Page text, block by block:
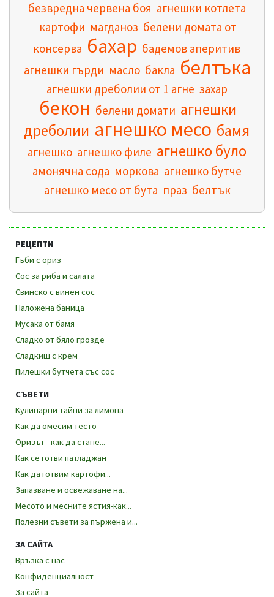
безвредна червена боя агнешки котлета
картофи магданоз белени домата от
консерва бахар бадемов аперитив
агнешки гърди масло бакла белтъка
агнешки дреболии от 1 агне захар
бекон белени домати агнешки
дреболии агнешко месо бамя
агнешко агнешко филе агнешко було
амонячна сода моркова агнешко бутче
агнешко месо от бута праз белтък
РЕЦЕПТИ
Гъби с ориз
Сос за риба и салата
Свинско с винен сос
Наложена баница
Мусака от бамя
Сладко от бяло грозде
Сладкиш с крем
Пилешки бутчета със сос
СЪВЕТИ
Kулинарни тайни за лимона
Как да омесим тесто
Оризът - как да стане...
Как се готви патладжан
Как да готвим картофи...
Запазване и освежаване на...
Месото и месните ястия-как...
Полезни съвети за пържена и...
ЗА САЙТА
Връзка с нас
Конфиденциалност
За сайта